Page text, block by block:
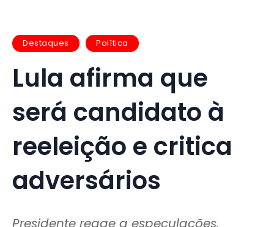
Destaques Política
Lula afirma que
será candidato à
reeleição e critica
adversários
Presidente reage a especulações,